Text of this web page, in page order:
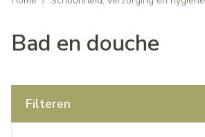
Bad en douche
Filteren